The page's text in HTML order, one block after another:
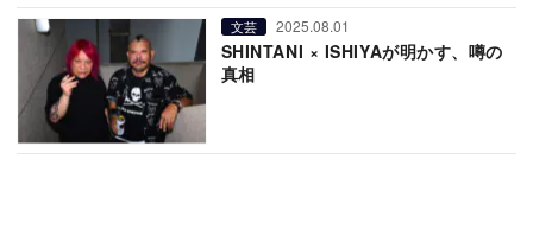
文芸 2025.08.01
SHINTANI × ISHIYAが明かす、噂の
真相